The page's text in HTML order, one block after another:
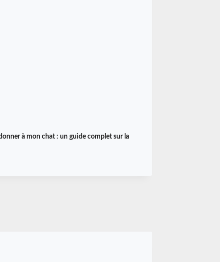
à mon chat : un guide complet sur la